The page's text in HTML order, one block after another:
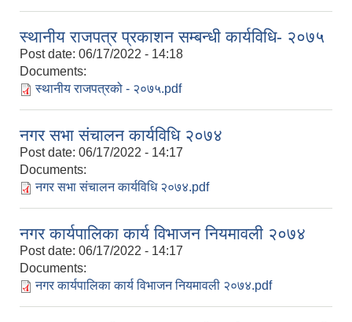
स्थानीय राजपत्र प्रकाशन सम्बन्धी कार्यविधि- २०७५
Post date: 06/17/2022 - 14:18
Documents:
स्थानीय राजपत्रको - २०७५.pdf
नगर सभा संचालन कार्यविधि २०७४
Post date: 06/17/2022 - 14:17
Documents:
नगर सभा संचालन कार्यविधि २०७४.pdf
नगर कार्यपालिका कार्य विभाजन नियमावली २०७४
Post date: 06/17/2022 - 14:17
Documents:
नगर कार्यपालिका कार्य विभाजन नियमावली २०७४.pdf